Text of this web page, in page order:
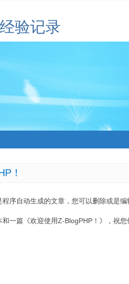
验记录
！
序自动生成的文章，您可以删除或是编
和一篇《欢迎使用Z-BlogPHP！》，祝